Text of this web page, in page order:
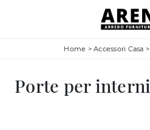
Home >Accessori Casa >
Porte per interni